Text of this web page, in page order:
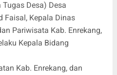
Desa) Desa
Faisal, Kepala Dinas
Pariwisata Kab. Enrekang,
Kepala Bidang
Kab. Enrekang, dan